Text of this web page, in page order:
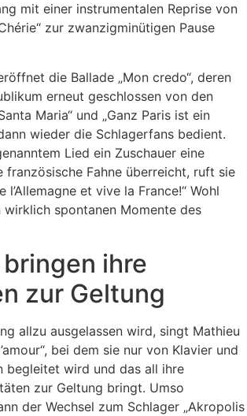
mit einer instrumentalen Reprise von
zur zwanzigminütigen Pause
die Ballade „Mon credo“, deren
erneut geschlossen von den
Maria“ und „Ganz Paris ist ein
wieder die Schlagerfans bedient.
Lied ein Zuschauer eine
französische Fahne überreicht, ruft sie
l’Allemagne et vive la France!“ Wohl
wirklich spontanen Momente des
ihre
zur Geltung
allzu ausgelassen wird, singt Mathieu
bei dem sie nur von Klavier und
begleitet wird und das all ihre
zur Geltung bringt. Umso
der Wechsel zum Schlager „Akropolis